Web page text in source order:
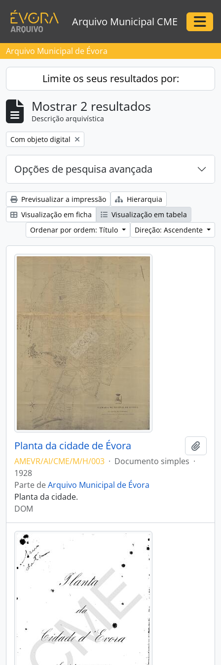
Arquivo Municipal CME
Arquivo Municipal de Évora
Limite os seus resultados por:
Mostrar 2 resultados
Descrição arquivística
Remove filter:
Com objeto digital
Opções de pesquisa avançada
Previsualizar a impressão
Hierarquia
Visualização em ficha
Visualização em tabela
Ordenar por ordem: Título
Direção: Ascendente
Planta da cidade de Évora
AMEVR/AI/CME/M/H/003 · Documento simples ·
1928
Parte deArquivo Municipal de Évora
Planta da cidade.
DOM